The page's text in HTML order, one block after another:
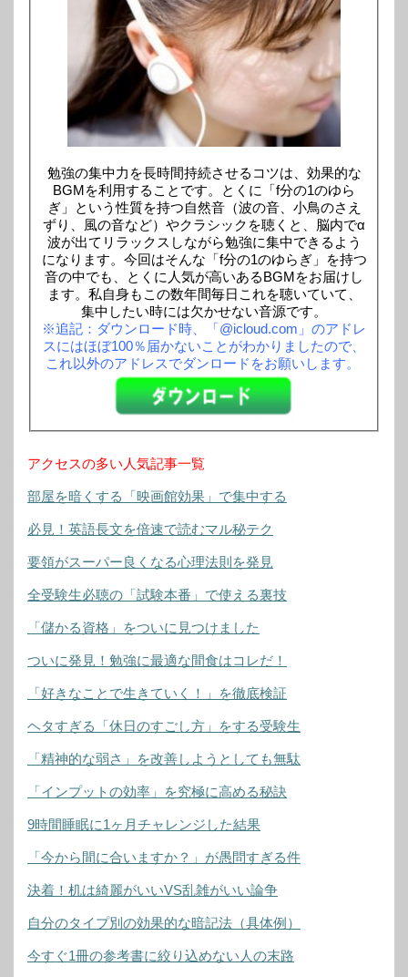
勉強の集中力を長時間持続させるコツは、効果的な
BGMを利用することです。とくに「f分の1のゆら
ぎ」という性質を持つ自然音（波の音、小鳥のさえ
ずり、風の音など）やクラシックを聴くと、脳内でα
波が出てリラックスしながら勉強に集中できるよう
になります。今回はそんな「f分の1のゆらぎ」を持つ
音の中でも、とくに人気が高いあるBGMをお届けし
ます。私自身もこの数年間毎日これを聴いていて、
集中したい時には欠かせない音源です。
※追記：ダウンロード時、「@icloud.com」のアドレ
スにはほぼ100％届かないことがわかりましたので、
これ以外のアドレスでダンロードをお願いします。
アクセスの多い人気記事一覧
部屋を暗くする「映画館効果」で集中する
必見！英語長文を倍速で読むマル秘テク
要領がスーパー良くなる心理法則を発見
全受験生必聴の「試験本番」で使える裏技
「儲かる資格」をついに見つけました
ついに発見！勉強に最適な間食はコレだ！
「好きなことで生きていく！」を徹底検証
ヘタすぎる「休日のすごし方」をする受験生
「精神的な弱さ」を改善しようとしても無駄
「インプットの効率」を究極に高める秘訣
9時間睡眠に1ヶ月チャレンジした結果
「今から間に合いますか？」が愚問すぎる件
決着！机は綺麗がいいVS乱雑がいい論争
自分のタイプ別の効果的な暗記法（具体例）
今すぐ1冊の参考書に絞り込めない人の末路